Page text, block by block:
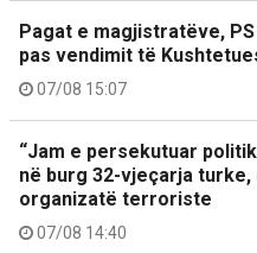
Pagat e magjistratëve,
pas vendimit të
07/08 15:07
“Jam e persekutuar
në burg 32-vjeçarja
organizatë terroriste
07/08 14:40